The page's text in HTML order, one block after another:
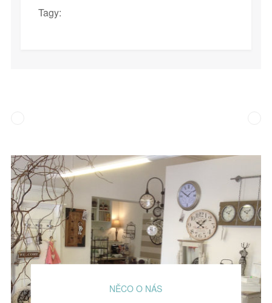
Tagy:
NĚCO O NÁS